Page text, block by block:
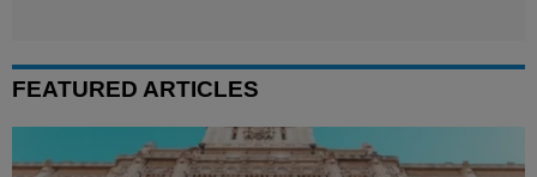
FEATURED ARTICLES